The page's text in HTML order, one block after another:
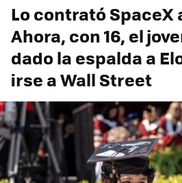
Lo contrató SpaceX
Ahora, con 16, el
dado la espalda a
irse a Wall Street